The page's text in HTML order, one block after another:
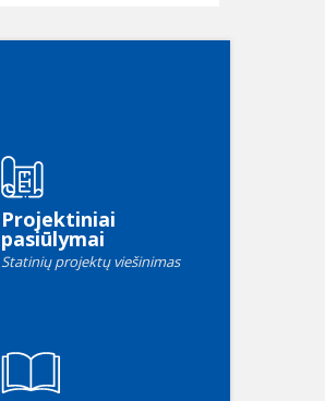
Projektiniai
pasiūlymai
Statinių projektų viešinimas